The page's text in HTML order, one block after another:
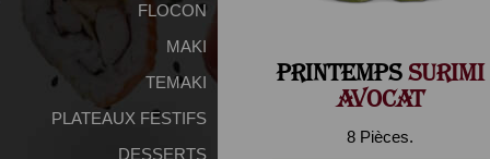
FLOCON
MAKI
TEMAKI
PLATEAUX FESTIFS
DESSERTS
PRINTEMPSSURIMI
AVOCAT
8 Pièces.